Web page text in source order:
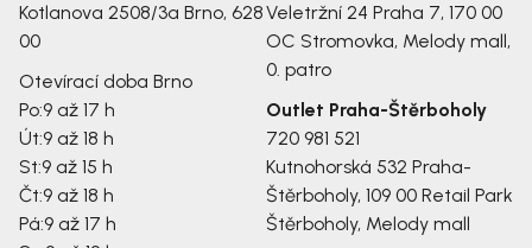
Kotlanova 2508/3a Brno, 628
00
Otevírací doba Brno
Po:9 až 17 h
Út:9 až 18 h
St:9 až 15 h
Čt:9 až 18 h
Pá:9 až 17 h
Veletržní 24 Praha 7, 170 00
OC Stromovka, Melody mall,
0. patro
Outlet Praha-Štěrboholy
720 981 521
Kutnohorská 532 Praha-
Štěrboholy, 109 00 Retail Park
Štěrboholy, Melody mall